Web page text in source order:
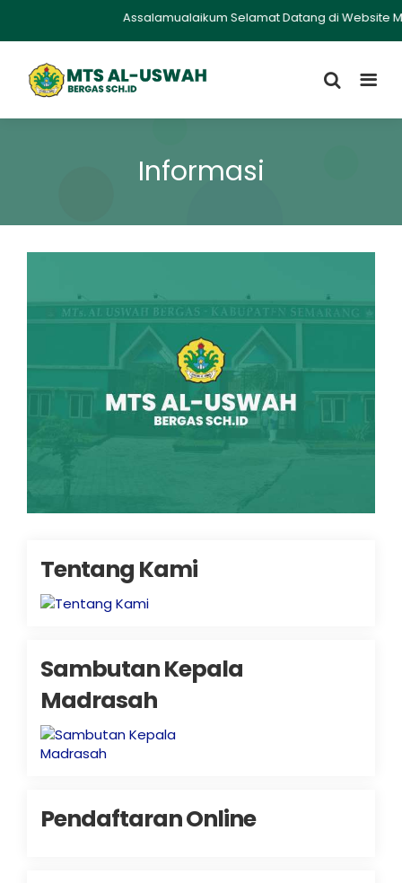
Assalamualaikum Selamat Datang di Website
Informasi
Tentang Kami
Sambutan Kepala
Madrasah
Pendaftaran Online